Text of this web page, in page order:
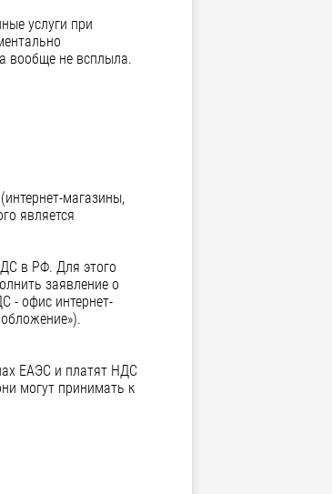
услуги при
вообще не всплыла.
магазины,
является
в РФ. Для этого
заявление о
- офис интернет-
ЕАЭС и платят НДС
могут принимать к